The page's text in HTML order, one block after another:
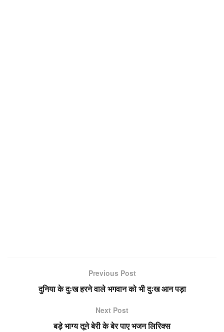
Previous Post
दुनिया के दुःख हरने वाले भगवान को भी दुःख आन पड़ा
Next Post
बड़े भाग्य तूने बेरी के बेर पाए भजन लिरिक्स